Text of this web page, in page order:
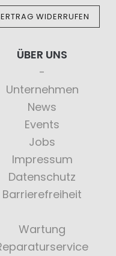
WIDERRUFEN
ÜBER UNS
Unternehmen
News
Events
Jobs
Impressum
Datenschutz
Barrierefreiheit
Wartung